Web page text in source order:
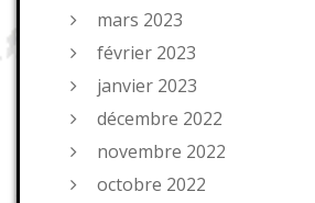
mars 2023
février 2023
janvier 2023
décembre 2022
novembre 2022
octobre 2022